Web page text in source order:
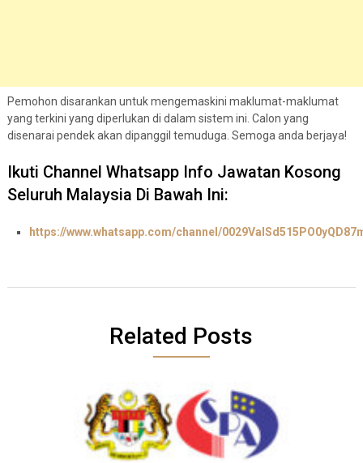
Pemohon disarankan untuk mengemaskini maklumat-maklumat
yang terkini yang diperlukan di dalam sistem ini. Calon yang
disenarai pendek akan dipanggil temuduga. Semoga anda berjaya!
Ikuti Channel Whatsapp Info Jawatan Kosong
Seluruh Malaysia Di Bawah Ini:
https://www.whatsapp.com/channel/
Related Posts